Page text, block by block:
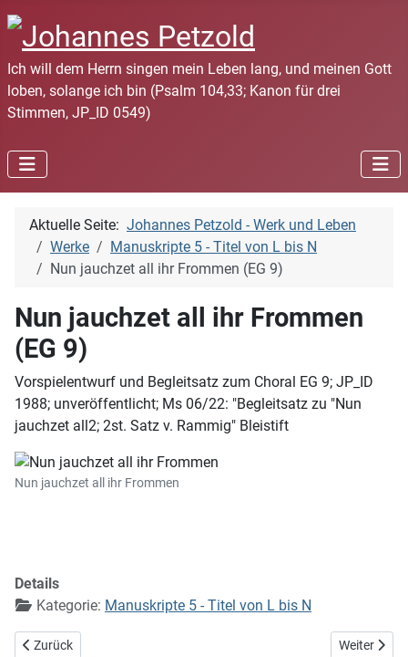
Ich will dem Herrn singen mein Leben lang, und meinen Gott
loben, solange ich bin (Psalm 104,33; Kanon für drei
Stimmen, JP_ID 0549)
Aktuelle Seite: Johannes Petzold - Werk und Leben
Werke
Manuskripte 5 - Titel von L bis N
Nun jauchzet all ihr Frommen (EG 9)
Nun jauchzet all ihr Frommen
(EG 9)
Vorspielentwurf und Begleitsatz zum Choral EG 9; JP_ID
1988; unveröffentlicht; Ms 06/22: "Begleitsatz zu "Nun
jauchzet all2; 2st. Satz v. Rammig" Bleistift
Nun jauchzet all ihr Frommen
Details
Kategorie: Manuskripte 5 - Titel von L bis N
Vorheriger Beitrag: Nun freut euch, lieben Christen gmein (EG 341)
Zurück Nächster
Weiter